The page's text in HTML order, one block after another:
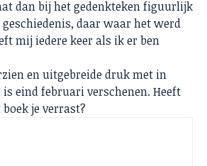
dan bij het gedenkteken figuurlijk
geschiedenis, daar waar het werd
mij iedere keer als ik er ben
en uitgebreide druk met in
is eind februari verschenen. Heeft
je verrast?